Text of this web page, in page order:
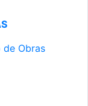
Obras